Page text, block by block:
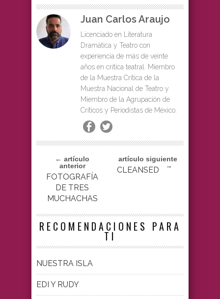
Juan Carlos Araujo
Licenciado en Literatura
Dramática y Teatro con
experiencia de más de veinte
años en crítica teatral. Miembro
de la Muestra Crítica de la
Muestra Nacional de Teatro y
Miembro de la Agrupación de
Críticos y Periodistas de México.
← artículo
anterior
FOTOGRAFÍA
DE TRES
MUCHACHAS
artículo siguiente
→
CLEANSED
RECOMENDACIONES PARA
TI
NUESTRA ISLA
EDI Y RUDY